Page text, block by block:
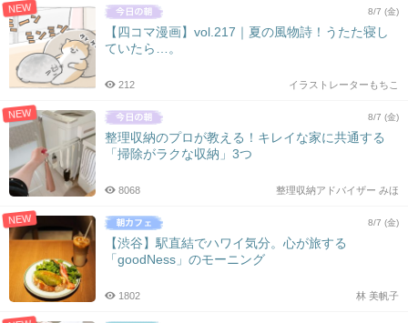
NEW 8/7 (金)
【四コマ漫画】vol.217｜夏の風物詩！うたた寝し
ていたら…。
イラストレーターもちこ
212
NEW 8/7 (金)
整理収納のプロが教える！キレイな家に共通する
「掃除がラクな収納」3つ
整理収納アドバイザー みほ
8068
NEW 8/7 (金)
【渋谷】駅直結でハワイ気分。心が旅する
「goodNess」のモーニング
林 美帆子
1802